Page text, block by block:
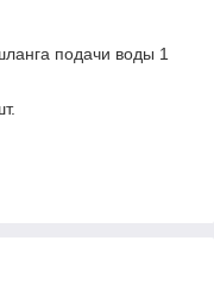
подачи воды 1